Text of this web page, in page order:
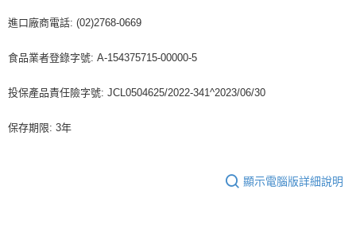
進口廠商電話: (02)2768-0669
食品業者登錄字號: A-154375715-00000-5
投保產品責任險字號: JCL0504625/2022-341^2023/06/30
保存期限: 3年
顯示電腦版詳細說明